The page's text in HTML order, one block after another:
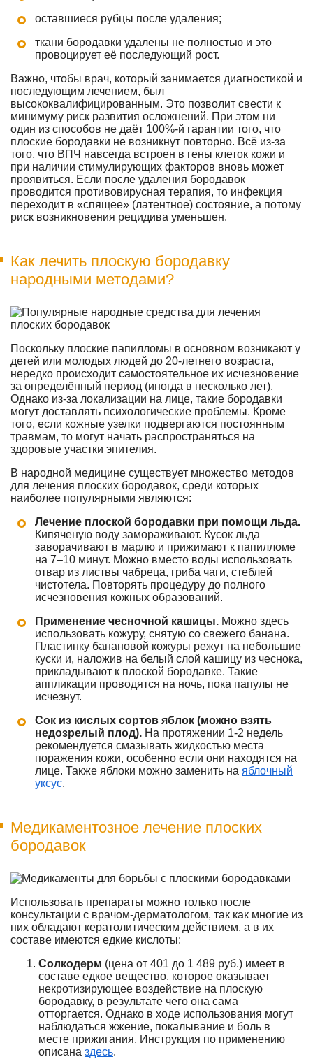
оставшиеся рубцы после удаления;
ткани бородавки удалены не полностью и это
провоцирует её последующий рост.
Важно, чтобы врач, который занимается диагностикой и
последующим лечением, был
высококвалифицированным. Это позволит свести к
минимуму риск развития осложнений. При этом ни
один из способов не даёт 100%-й гарантии того, что
плоские бородавки не возникнут повторно. Всё из-за
того, что ВПЧ навсегда встроен в гены клеток кожи и
при наличии стимулирующих факторов вновь может
проявиться. Если после удаления бородавок
проводится противовирусная терапия, то инфекция
переходит в «спящее» (латентное) состояние, а потому
риск возникновения рецидива уменьшен.
Как лечить плоскую бородавку
народными методами?
Поскольку плоские папилломы в основном возникают у
детей или молодых людей до 20-летнего возраста,
нередко происходит самостоятельное их исчезновение
за определённый период (иногда в несколько лет).
Однако из-за локализации на лице, такие бородавки
могут доставлять психологические проблемы. Кроме
того, если кожные узелки подвергаются постоянным
травмам, то могут начать распространяться на
здоровые участки эпителия.
В народной медицине существует множество методов
для лечения плоских бородавок, среди которых
наиболее популярными являются:
Лечение плоской бородавки при помощи льда.
Кипяченую воду замораживают. Кусок льда
заворачивают в марлю и прижимают к папилломе
на 7–10 минут. Можно вместо воды использовать
отвар из листвы чабреца, гриба чаги, стеблей
чистотела. Повторять процедуру до полного
исчезновения кожных образований.
Применение чесночной кашицы. Можно здесь
использовать кожуру, снятую со свежего банана.
Пластинку банановой кожуры режут на небольшие
куски и, наложив на белый слой кашицу из чеснока,
прикладывают к плоской бородавке. Такие
аппликации проводятся на ночь, пока папулы не
исчезнут.
Сок из кислых сортов яблок (можно взять
недозрелый плод). На протяжении 1-2 недель
рекомендуется смазывать жидкостью места
поражения кожи, особенно если они находятся на
лице. Также яблоки можно заменить на яблочный
уксус.
Медикаментозное лечение плоских
бородавок
Использовать препараты можно только после
консультации с врачом-дерматологом, так как многие из
них обладают кератолитическим действием, а в их
составе имеются едкие кислоты:
Солкодерм (цена от 401 до 1 489 руб.) имеет в
составе едкое вещество, которое оказывает
некротизирующее воздействие на плоскую
бородавку, в результате чего она сама
отторгается. Однако в ходе использования могут
наблюдаться жжение, покалывание и боль в
месте прижигания. Инструкция по применению
описана здесь.